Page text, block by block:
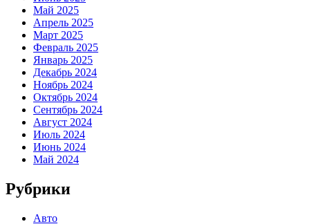
Май 2025
Апрель 2025
Март 2025
Февраль 2025
Январь 2025
Декабрь 2024
Ноябрь 2024
Октябрь 2024
Сентябрь 2024
Август 2024
Июль 2024
Июнь 2024
Май 2024
Рубрики
Авто